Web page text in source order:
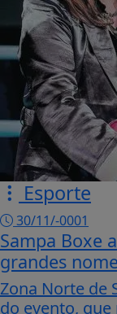
Esporte
30/11/-0001
Sampa Boxe
grandes
Zona Norte de
do evento,